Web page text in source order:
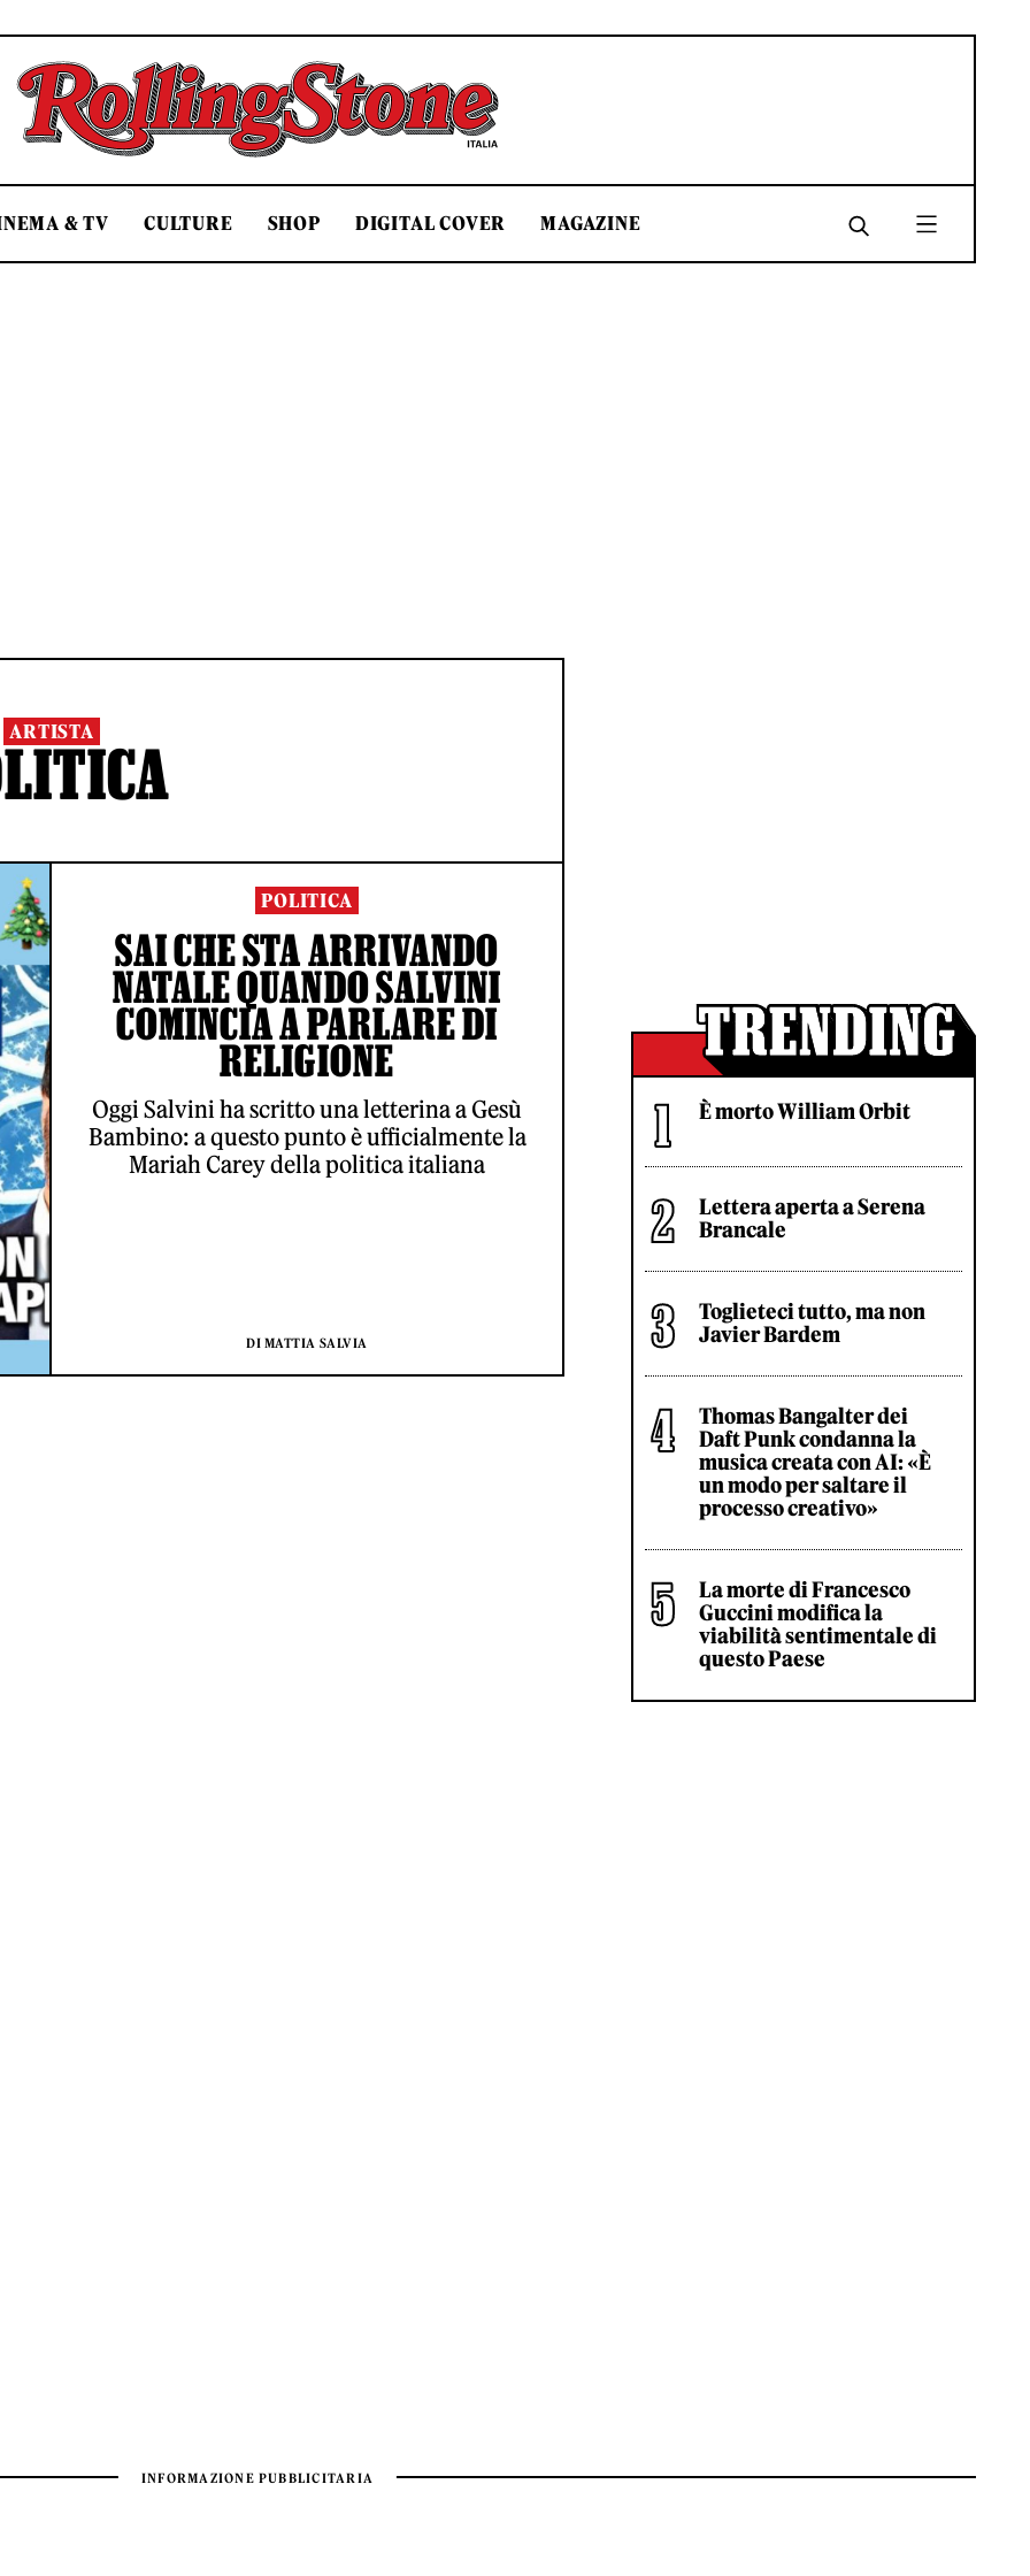
Rolling Stone Italia
& TV CULTURE SHOP DIGITAL COVER MAGAZINE
ARTISTA
POLITICA
SAI CHE STA ARRIVANDO
NATALE QUANDO SALVINI
COMINCIA A PARLARE DI
RELIGIONE
Oggi Salvini ha scritto una letterina a Gesù
Bambino: a questo punto è ufficialmente la
Mariah Carey della politica italiana
DI MATTIA SALVIA
È morto William Orbit
Lettera aperta a Serena
Brancale
Toglieteci tutto, ma non
Javier Bardem
Thomas Bangalter dei
Daft Punk condanna la
musica creata con AI: «È
un modo per saltare il
processo creativo»
La morte di Francesco
Guccini modifica la
viabilità sentimentale di
questo Paese